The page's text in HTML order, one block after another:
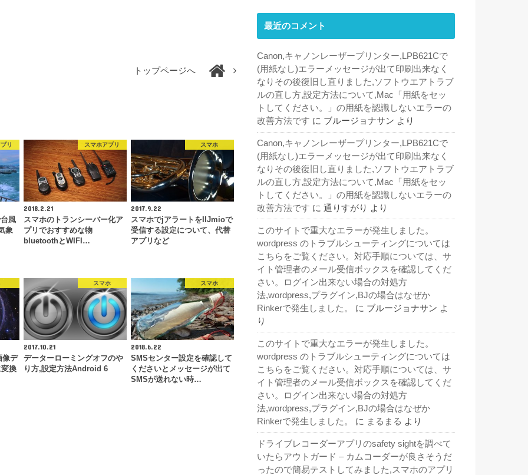
トップページへ
リ
風
象
スマホアプリ
2018.2.21
スマホのトランシーバー化ア
プリでおすすめな物
bluetoothとWIFI…
スマホ
2017.9.22
スマホでjアラートをIIJmioで
受信する設定について、代替
アプリなど
像デ
換
スマホ
2017.10.21
データーローミングオフのや
り方,設定方法Android 6
スマホ
2018.6.22
SMSセンター設定を確認して
くださいとメッセージが出て
SMSが送れない時…
最近のコメント
Canon,キャノンレーザープリンター,LPB621Cで
(用紙なし)エラーメッセージが出て印刷出来なく
なりその後復旧し直りました,ソフトウエアトラブ
ルの直し方,設定方法について,Mac「用紙をセッ
トしてください。」の用紙を認識しないエラーの
改善方法です に ブルージョナサン より
Canon,キャノンレーザープリンター,LPB621Cで
(用紙なし)エラーメッセージが出て印刷出来なく
なりその後復旧し直りました,ソフトウエアトラブ
ルの直し方,設定方法について,Mac「用紙をセッ
トしてください。」の用紙を認識しないエラーの
改善方法です に 通りすがり より
このサイトで重大なエラーが発生しました。
wordpress のトラブルシューティングについては
こちらをご覧ください。対応手順については、サ
イト管理者のメール受信ボックスを確認してくだ
さい。ログイン出来ない場合の対処方
法,wordpress,プラグイン,BJの場合はなぜか
Rinkerで発生しました。
に ブルージョナサン よ
り
このサイトで重大なエラーが発生しました。
wordpress のトラブルシューティングについては
こちらをご覧ください。対応手順については、サ
イト管理者のメール受信ボックスを確認してくだ
さい。ログイン出来ない場合の対処方
法,wordpress,プラグイン,BJの場合はなぜか
Rinkerで発生しました。
に まるまる より
ドライブレコーダーアプリのsafety sightを調べて
いたらアウトガード – カムコーダーが良さそうだ
ったので簡易テストしてみました,スマホのアプリ